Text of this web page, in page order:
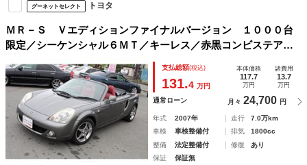
グーネットセレクト トヨタ
ＭＲ－Ｓ Ｖエディションファイナルバージョン １０００台
限定／シーケンシャル６ＭＴ／キーレス／赤黒コンビステアリ
ング／専用インテリアパネルカラー／サイドインテークカラー
／リアディフューザーカラー／ＬＳＤ／フォグランプ／ブラッ
クソフトトップ／ＥＴＣ
支払総額(税込)
131.4 万円
本体価格
117.7
万円
諸費用
13.7
万円
通常ローン 月々 24,700 円
年式 2007年 走行
7.0万km
車検
車検整備付 排気
1800cc
整備
法定整備付 修復
あり
保証
保証無